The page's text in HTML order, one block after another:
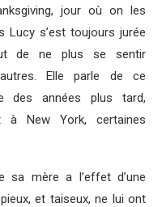
jour où on les
Lucy s’est toujours jurée
de ne plus se sentir
Elle parle de ce
des années plus tard,
à New York, certaines
sa mère a l’effet d’une
et taiseux, ne lui ont